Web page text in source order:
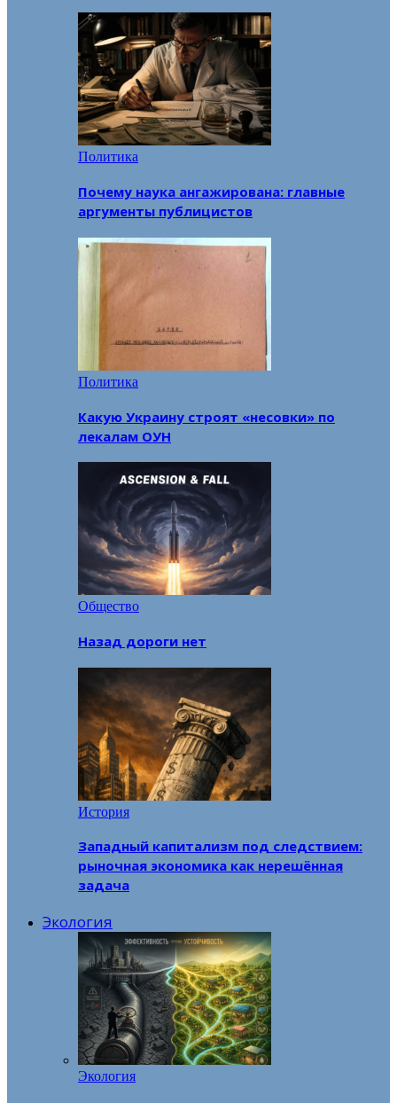
Политика
Почему наука ангажирована: главные
аргументы публицистов
Политика
Какую Украину строят «несовки» по
лекалам ОУН
Общество
Назад дороги нет
История
Западный капитализм под следствием:
рыночная экономика как нерешённая
задача
Экология
Экология